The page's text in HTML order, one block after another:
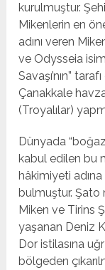
kurulmuştur.
Mikenlerin en
adını veren
ve Odysseia
Savaşı’nın”
Çanakkale
(Troyalılar)
Dünyada
kabul edilen bu
hâkimiyeti
bulmuştur. Şato
Miken ve Tirins
yaşanan Deniz
Dor istilasına
bölgeden